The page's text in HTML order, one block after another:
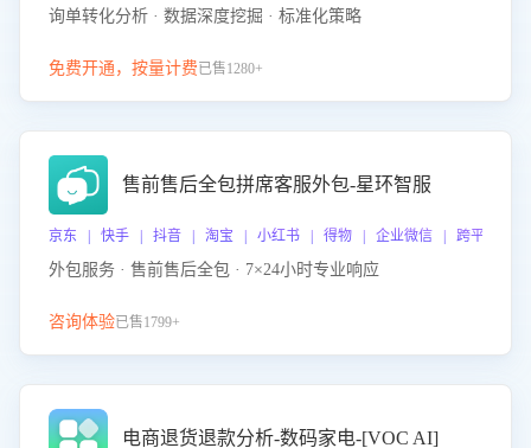
询单转化分析 · 数据深度挖掘 · 标准化策略
免费开通，按量计费已售1280+
售前售后全包拼席客服外包-星环智服
京东 | 快手 | 抖音 | 淘宝 | 小红书 | 得物 | 企业微信 | 跨平台
外包服务 · 售前售后全包 · 7×24小时专业响应
咨询体验已售1799+
电商退货退款分析-数码家电-[VOC AI]